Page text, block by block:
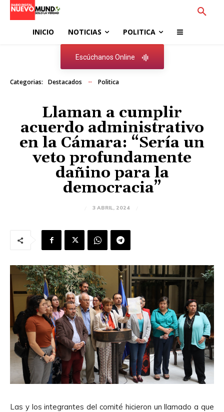
INICIO NOTICIAS POLITICA
Escúchanos Online
Categorias: Destacados Politica
Llaman a cumplir
acuerdo administrativo
en la Cámara: “Sería un
veto profundamente
dañino para la
democracia”
3 ABRIL, 2024
Las y los integrantes del comité hicieron un llamado a que